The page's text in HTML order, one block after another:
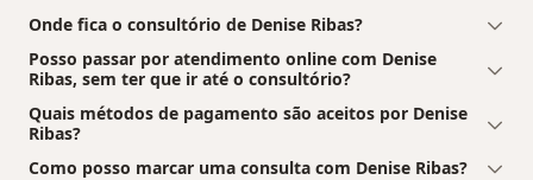
Onde fica o consultório de Denise Ribas?
Posso passar por atendimento online com Denise
Ribas, sem ter que ir até o consultório?
Quais métodos de pagamento são aceitos por Denise
Ribas?
Como posso marcar uma consulta com Denise Ribas?